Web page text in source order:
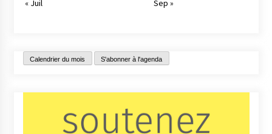
« Juil
Sep »
Calendrier du mois S'abonner à l'agenda